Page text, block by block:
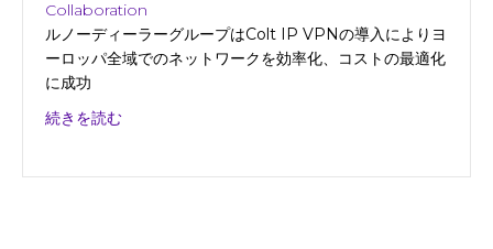
Collaboration
ルノーディーラーグループはColt IP VPNの導入によりヨ
ーロッパ全域でのネットワークを効率化、コストの最適化
に成功
続きを読むabout ルノーディーラーグループ